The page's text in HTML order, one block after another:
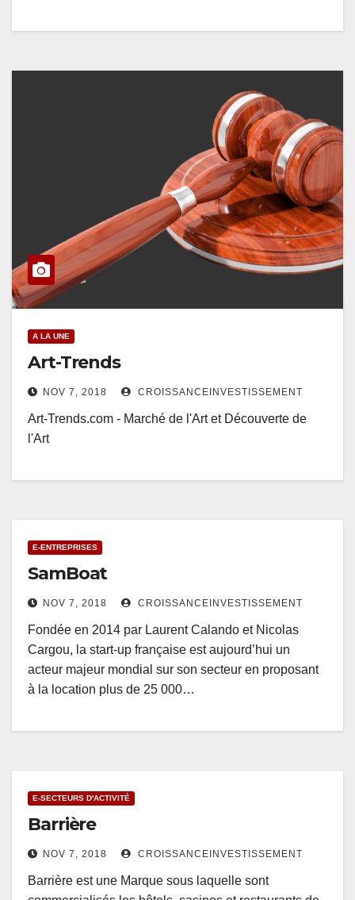
A LA UNE
Art-Trends
NOV 7, 2018 CROISSANCEINVESTISSEMENT
Art-Trends.com - Marché de l'Art et Découverte de
l'Art
E-ENTREPRISES
SamBoat
NOV 7, 2018 CROISSANCEINVESTISSEMENT
Fondée en 2014 par Laurent Calando et Nicolas
Cargou, la start-up française est aujourd’hui un
acteur majeur mondial sur son secteur en proposant
à la location plus de 25 000…
E-SECTEURS D'ACTIVITÉ
Barrière
NOV 7, 2018 CROISSANCEINVESTISSEMENT
Barrière est une Marque sous laquelle sont